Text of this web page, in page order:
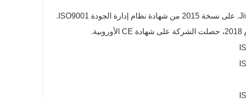
من خلال الإدارة العلمية، حصلت شركة Jinan Star Fastener Co., Ltd. على نسخة 2015 من شهادة نظام إدارة الجودة ISO9001.